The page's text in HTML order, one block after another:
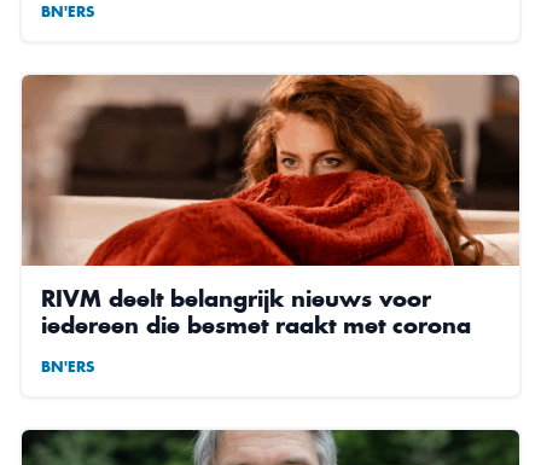
BN'ERS
RIVM deelt belangrijk nieuws voor
iedereen die besmet raakt met corona
BN'ERS